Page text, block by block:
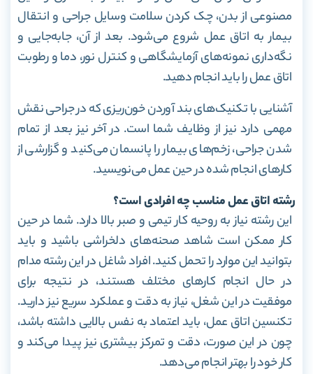
مصنوعی از بدن، چک کردن سلامت وسایل جراحی و انتقال
بیمار به اتاق عمل شروع می‌شود. بعد از آن،جابه‌جایی و
نگه‌داری نمونه‌های آزمایشگاهی و کنترل نور، دما و رطوبت
اتاق عمل را باید انجام دهید.
آشنایی با تکنیک‌های بند آوردن خون‌ریزی که در جراحی نقش
مهمی دارد نیز از وظایف شما است. در آخر نیز بعد از تمام
شدن جراحی، زخم‌های بیمار را پانسمان می‌کنید و گزارشی از
کارهای انجام شده در حین عمل می‌نویسید.
رشته اتاق عمل مناسب چه افرادی است؟
این رشته نیاز به روحیه کار تیمی و صبر بالا دارد. شما در حین
کار ممکن است شاهد صحنه‌های دلخراشی باشید و باید
بتوانید این موارد را تحمل کنید. افراد شاغل در این رشته مدام
در حال انجام کار‌های مختلف هستند، در نتیجه برای
موفقیت در این شغل، نیاز به دقت و عملکرد سریع نیز دارید.
تکنسین اتاق عمل، باید اعتماد به نفس بالایی داشته باشد،
چون در این صورت، دقت و تمرکز بیشتری نیز پیدا می‌کند و
کار خود را بهتر انجام می‌دهد.